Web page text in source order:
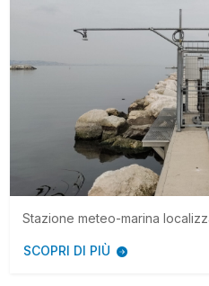
Stazione meteo-marina
SCOPRI DI PIÙ